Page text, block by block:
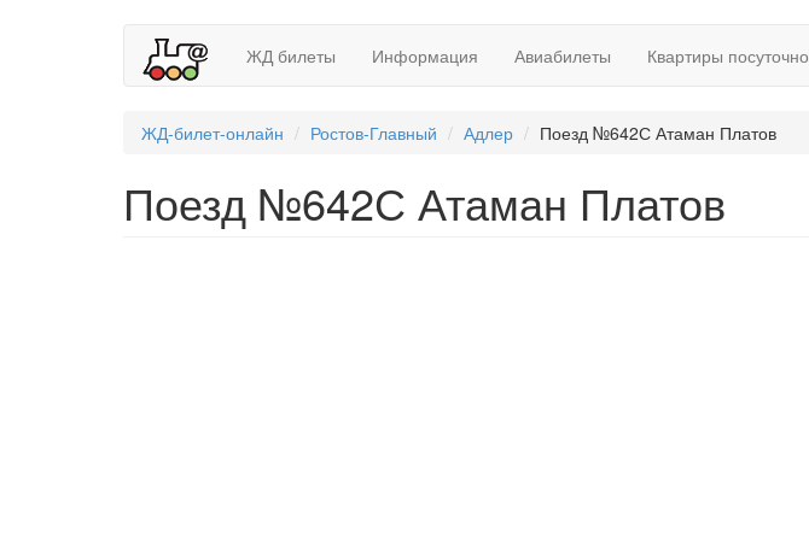
ЖД билеты Информация Авиабилеты Квартиры посуточно
ЖД-билет-онлайн Ростов-Главный Адлер Поезд №642С Атаман Платов
Поезд №642С Атаман Платов